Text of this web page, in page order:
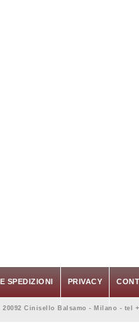
SPEDIZIONI PRIVACY
Cinisello Balsamo - Milano - tel